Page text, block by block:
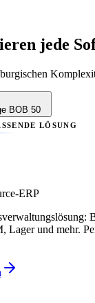
jede
BOB 50
LÖSUNG
ERP
Lager und mehr.